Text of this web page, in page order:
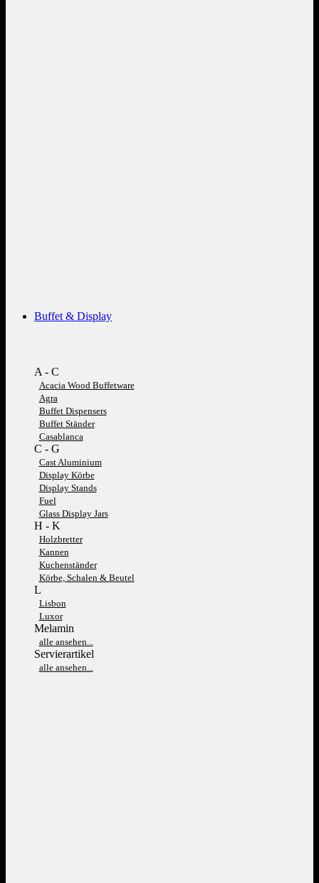
Buffet & Display
A - C
Acacia Wood Buffetware
Agra
Buffet Dispensers
Buffet Ständer
Casablanca
C - G
Cast Aluminium
Display Körbe
Display Stands
Fuel
Glass Display Jars
H - K
Holzbretter
Kannen
Kuchenständer
Körbe, Schalen & Beutel
L
Lisbon
Luxor
Melamin
alle ansehen...
Servierartikel
alle ansehen...